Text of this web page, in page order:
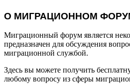
О МИГРАЦИОННОМ
Миграционный форум является
предназначен для обсуждения
миграционной службой.
Здесь вы можете получить
любому вопросу из сферы